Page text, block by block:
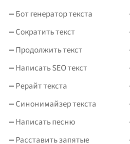
Бот генератор текста
Сократить текст
Продолжить текст
Написать SEO текст
Рерайт текста
Синонимайзер текста
Написать песню
Расставить запятые